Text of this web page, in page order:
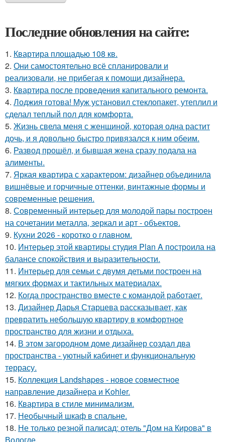
Последние обновления на сайте:
1. Квартира площадью 108 кв.
2. Они самостоятельно всё спланировали и
реализовали, не прибегая к помощи дизайнера.
3. Квартира после проведения капитального ремонта.
4. Лоджия готова! Муж установил стеклопакет, утеплил и
сделал теплый пол для комфорта.
5. Жизнь свела меня с женщиной, которая одна растит
дочь, и я довольно быстро привязался к ним обеим.
6. Развод прошёл, и бывшая жена сразу подала на
алименты.
7. Яркая квартира с характером: дизайнер объединила
вишнёвые и горчичные оттенки, винтажные формы и
современные решения.
8. Современный интерьер для молодой пары построен
на сочетании металла, зеркал и арт - объектов.
9. Кухни 2026 - коротко о главном.
10. Интерьер этой квартиры студия Plan A построила на
балансе спокойствия и выразительности.
11. Интерьер для семьи с двумя детьми построен на
мягких формах и тактильных материалах.
12. Когда пространство вместе с командой работает.
13. Дизайнер Дарья Старцева рассказывает, как
превратить небольшую квартиру в комфортное
пространство для жизни и отдыха.
14. В этом загородном доме дизайнер создал два
пространства - уютный кабинет и функциональную
террасу.
15. Коллекция Landshapes - новое совместное
направление дизайнера и Kohler.
16. Квартира в стиле минимализм.
17. Необычный шкаф в спальне.
18. Не только резной палисад: отель "Дом на Кирова" в
Вологде.